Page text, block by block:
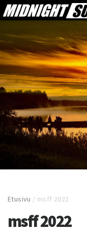
Etusivu / msff 2022
msff 2022